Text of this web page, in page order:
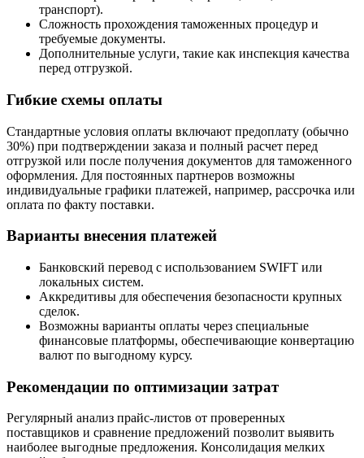
транспорт).
Сложность прохождения таможенных процедур и
требуемые документы.
Дополнительные услуги, такие как инспекция качества
перед отгрузкой.
Гибкие схемы оплаты
Стандартные условия оплаты включают предоплату (обычно
30%) при подтверждении заказа и полный расчет перед
отгрузкой или после получения документов для таможенного
оформления. Для постоянных партнеров возможны
индивидуальные графики платежей, например, рассрочка или
оплата по факту поставки.
Варианты внесения платежей
Банковский перевод с использованием SWIFT или
локальных систем.
Аккредитивы для обеспечения безопасности крупных
сделок.
Возможны варианты оплаты через специальные
финансовые платформы, обеспечивающие конвертацию
валют по выгодному курсу.
Рекомендации по оптимизации затрат
Регулярный анализ прайс-листов от проверенных
поставщиков и сравнение предложений позволит выявить
наиболее выгодные предложения. Консолидация мелких